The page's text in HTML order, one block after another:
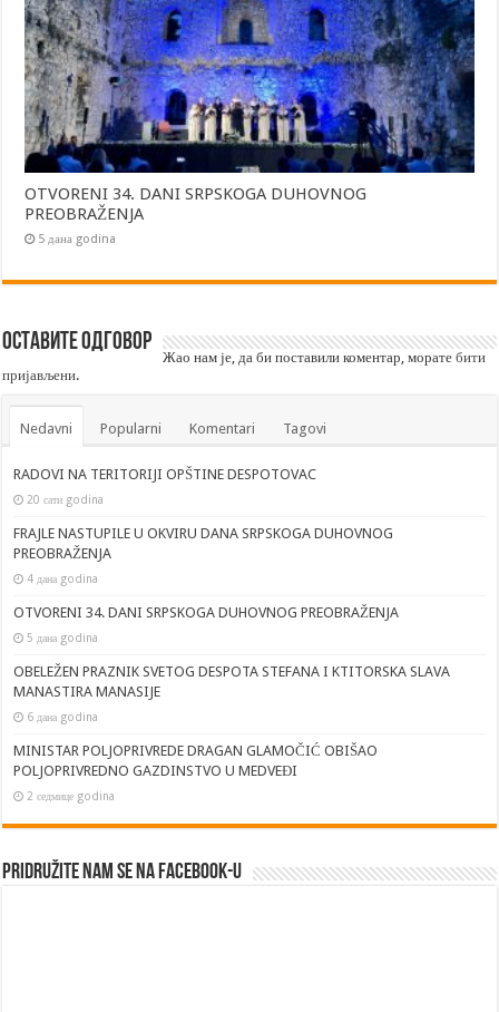
OTVORENI 34. DANI SRPSKOGA DUHOVNOG
PREOBRAŽENJA
5 дана godina
Оставите одговор
Жао нам је, да би поставили коментар, моратебити
пријављени.
Nedavni Popularni Komentari Tagovi
RADOVI NA TERITORIJI OPŠTINE DESPOTOVAC
20 сати godina
FRAJLE NASTUPILE U OKVIRU DANA SRPSKOGA DUHOVNOG
PREOBRAŽENJA
4 дана godina
OTVORENI 34. DANI SRPSKOGA DUHOVNOG PREOBRAŽENJA
5 дана godina
OBELEŽEN PRAZNIK SVETOG DESPOTA STEFANA I KTITORSKA SLAVA
MANASTIRA MANASIJE
6 дана godina
MINISTAR POLJOPRIVREDE DRAGAN GLAMOČIĆ OBIŠAO
POLJOPRIVREDNO GAZDINSTVO U MEDVEĐI
2 седмице godina
Pridružite nam se na Facebook-u